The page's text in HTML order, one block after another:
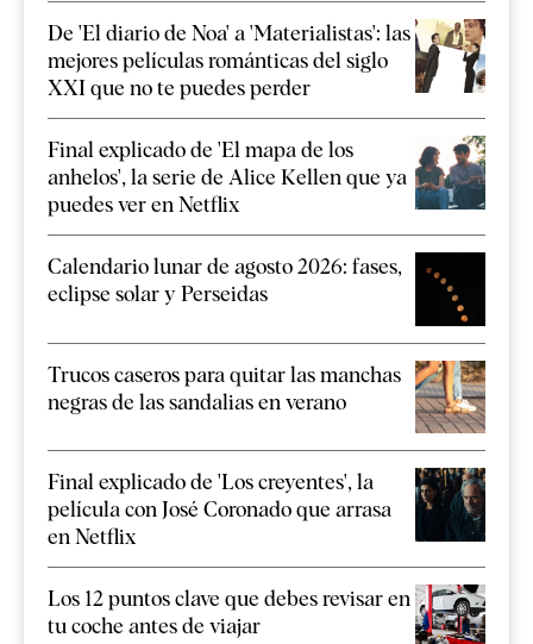
De 'El diario de Noa' a 'Materialistas': las
mejores películas románticas del siglo
XXI que no te puedes perder
Final explicado de 'El mapa de los
anhelos', la serie de Alice Kellen que ya
puedes ver en Netflix
Calendario lunar de agosto 2026: fases,
eclipse solar y Perseidas
Trucos caseros para quitar las manchas
negras de las sandalias en verano
Final explicado de 'Los creyentes', la
película con José Coronado que arrasa
en Netflix
Los 12 puntos clave que debes revisar en
tu coche antes de viajar